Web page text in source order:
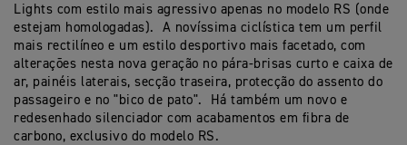
Lights com estilo mais agressivo apenas no modelo RS (onde
estejam homologadas). A novíssima ciclística tem um perfil
mais rectilíneo e um estilo desportivo mais facetado, com
alterações nesta nova geração no pára-brisas curto e caixa de
ar, painéis laterais, secção traseira, protecção do assento do
passageiro e no "bico de pato". Há também um novo e
redesenhado silenciador com acabamentos em fibra de
carbono, exclusivo do modelo RS.